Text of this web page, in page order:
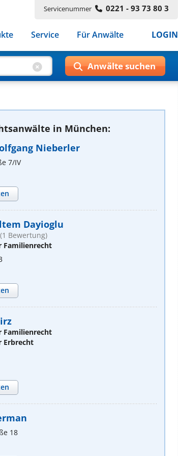
Servicenummer 0221 - 93 73 80 3
Service Für Anwälte LOGIN
in München:
Nieberler
7/IV
Dayioglu
(1 Bewertung)
Familienrecht
Familienrecht
Erbrecht
18